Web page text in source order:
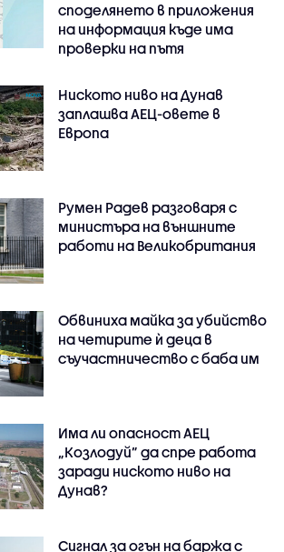
споделянето в приложения
на информация къде има
проверки на пътя
Ниското ниво на Дунав
заплашва АЕЦ-овете в
Европа
Румен Радев разговаря с
министъра на външните
работи на Великобритания
Обвиниха майка за убийство
на четирите ѝ деца в
съучастничество с баба им
Има ли опасност АЕЦ
„Козлодуй” да спре работа
заради ниското ниво на
Дунав?
Сигнал за огън на баржа с